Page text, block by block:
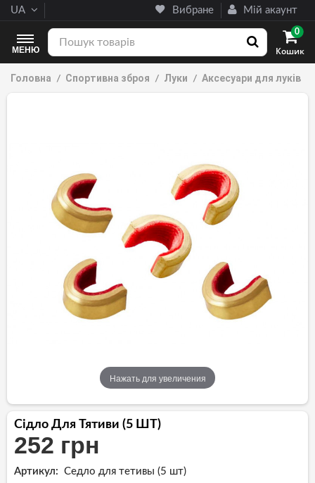
Вибране Мій акаунт
UA
Кошик
0
МЕНЮ
Головна Спортивна зброя Луки Аксесуари для луків
Нажать для увеличения
Сідло Для Тятиви (5 ШТ)
252 грн
Артикул: Седло для тетивы (5 шт)